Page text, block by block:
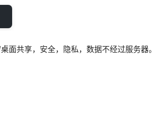
共享，安全，隐私，数据不经过服务器。